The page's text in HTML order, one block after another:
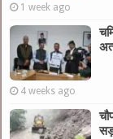
1 week ago
4 weeks ago